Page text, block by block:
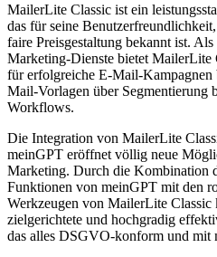
MailerLite Classic ist ein
das für seine
faire Preisgestaltung bekannt ist.
Marketing-Dienste bietet MailerLite
für erfolgreiche E-Mail-Kampagnen
Mail-Vorlagen über Segmentierung
Workflows.
Die Integration von MailerLite
meinGPT eröffnet völlig neue
Marketing. Durch die Kombination
Funktionen von meinGPT mit den
Werkzeugen von MailerLite Classic
zielgerichtete und hochgradig
das alles DSGVO-konform und mit